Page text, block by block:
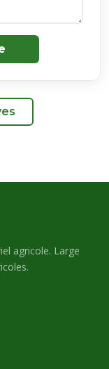
agricole. Large